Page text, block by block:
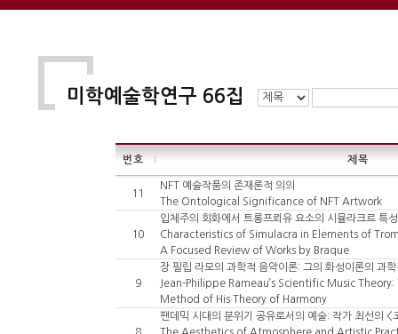
미학예술학연구 66집
번호 제목
11
NFT 예술작품의 존재론적 의의
The Ontological Significance of NFT Artwork
10
입체주의 회화에서 트롱프뢰유 요소의 시뮬라크르 특
Characteristics of Simulacra in Elements of
A Focused Review of Works by Braque
9
장 필립 라모의 과학적 음악이론: 그의 화성이론의 과
Jean-Philippe Rameau’s Scientific Music
Method of His Theory of Harmony
팬데믹 시대의 분위기 공유로서의 예술: 작가 최선의 <